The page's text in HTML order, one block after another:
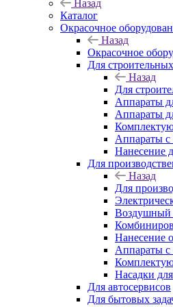
Назад
Каталог
Окрасочное
Назад
Окрасочное
Для
Назад
Для
Аппараты
Аппараты
Аппараты с
Нанесение
Для
Назад
Для
Воздушный
Нанесение
Аппараты с
Насадки
Для автосервисов
Для бытовых